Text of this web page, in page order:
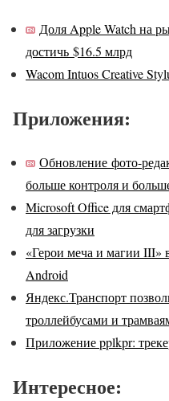
Доля Apple Watch на
достичь $16.5 млрд
Wacom Intuos Creative
Приложения:
Обновление фото-
больше контроля и
Microsoft Office для
для загрузки
«Герои меча и магии
Android
Яндекс.Транспорт
троллейбусами и
Приложение pplkpr:
Интересное: